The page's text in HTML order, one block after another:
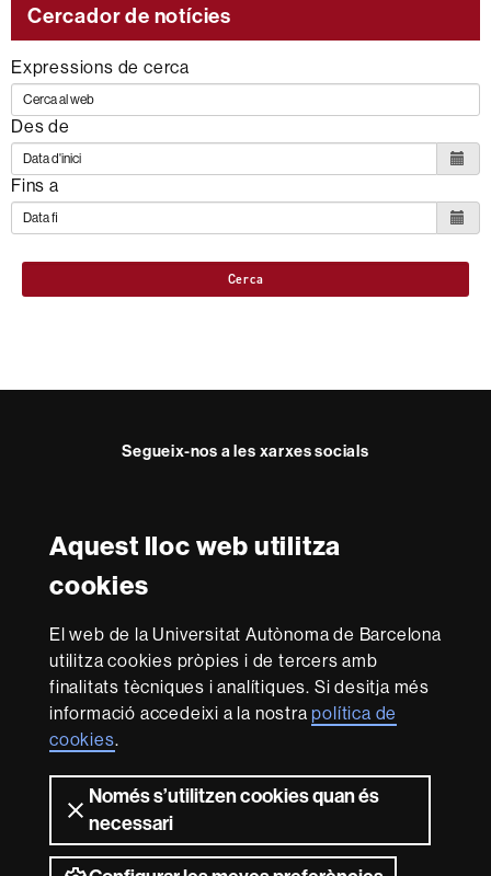
Aquest lloc web utilitza
cookies
El web de la Universitat Autònoma de Barcelona
utilitza cookies pròpies i de tercers amb
finalitats tècniques i analítiques. Si desitja més
informació accedeixi a la nostrapolítica de
cookies.
Només s’utilitzen cookies quan és
necessari
Cercador de notícies
Expressions de cerca
Des de
Fins a
Cerca
Segueix-nos a les xarxes socials
FacultatUAB
Reconeixement internacional de l'excel·lència
in
Research
-
Euraxess
Amb el finançament de
Sobre
aquest
web
Avís legal
web Accessibilitat web Mapa del web UAB